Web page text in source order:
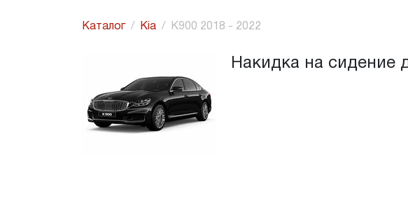
Каталог Kia K900 2018 - 2022
Накидка на сидение